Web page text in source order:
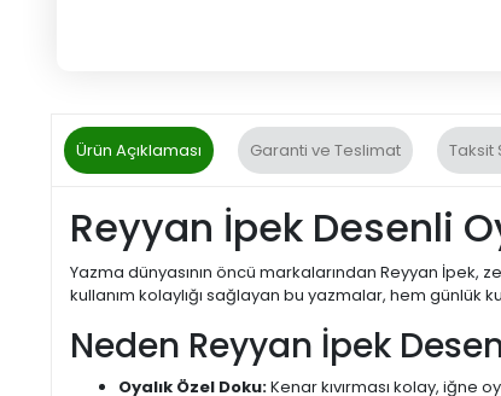
Ürün Açıklaması Garanti ve Teslimat Taksit
Reyyan İpek Desenli
Yazma dünyasının öncü markalarından Reyyan İpek,
kullanım kolaylığı sağlayan bu yazmalar, hem günlük
Neden Reyyan İpek
Oyalık Özel Doku:Kenar kıvırması kolay, iğne